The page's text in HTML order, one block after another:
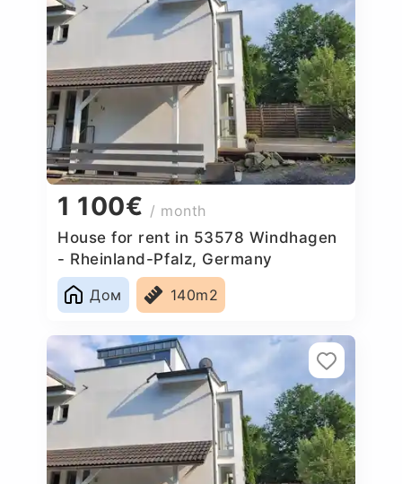
1 100€ / month
House for rent in 53578 Windhagen
- Rheinland-Pfalz, Germany
Дом
140m2